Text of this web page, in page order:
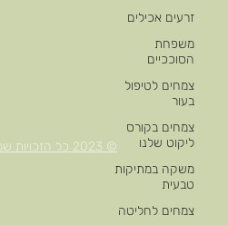
זרעים אכילים
משפחת
הסוככיים
צמחים לטיפול
בעור
צמחים בקורס
ליקוט שלנו
משקה במתיקות
טבעית
צמחים לחליטה
© 2023 כל הזכויות שמורות לBP-IL